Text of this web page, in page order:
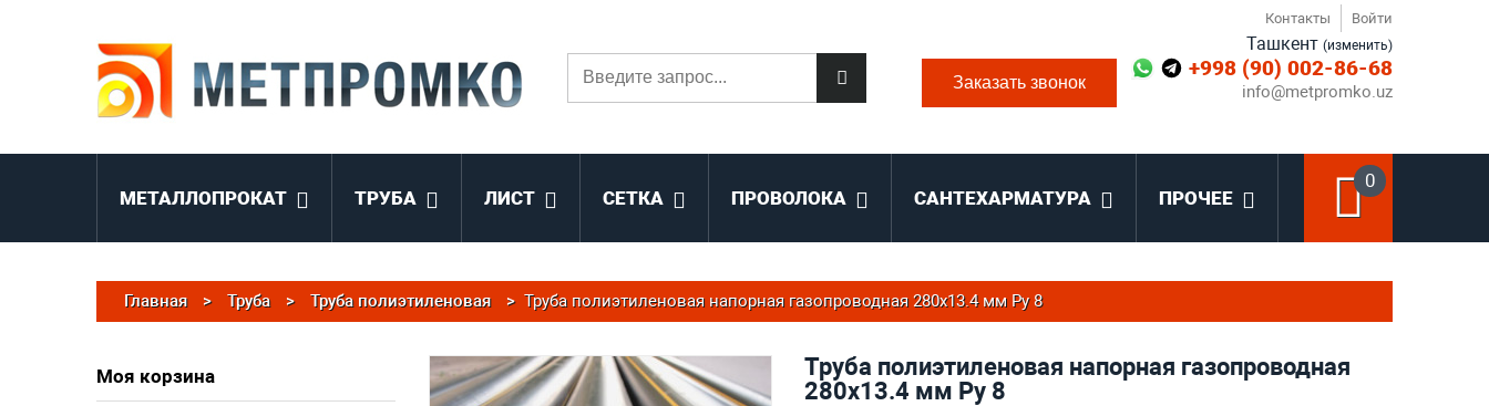
Ташкент (изменить)
+998 (90) 002-86-68
info@metpromko.uz
Контакты Войти
Заказать звонок
0
МЕТАЛЛОПРОКАТ
ТРУБА ЛИСТ СЕТКА ПРОВОЛОКА САНТЕХАРМАТУРА ПРОЧЕЕ
Главная > Труба > Труба полиэтиленовая > Труба полиэтиленовая напорная газопроводная 280х13.4 мм Ру 8
Труба полиэтиленовая напорная газопроводная
280х13.4 мм Ру 8
Моя корзина